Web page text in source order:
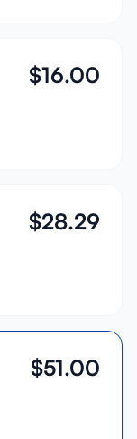
$16.00
$28.29
$51.00